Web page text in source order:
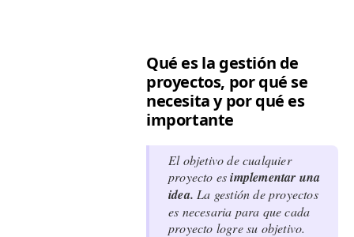
Qué es la gestión de
proyec­tos, por qué se
nece­si­ta y por qué es
importante
El obje­ti­vo de cualquier
proyec­to esimple­men­tar una
idea. La gestión de proyec­tos
es nece­saria para que cada
proyec­to logre su objetivo.